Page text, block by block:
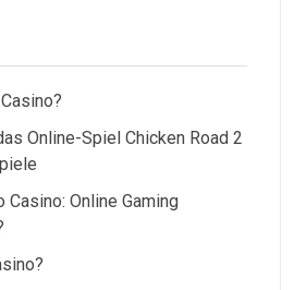
Online-Spiel Chicken Road 2
Online Gaming